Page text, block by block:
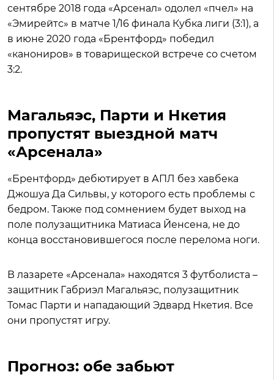
сентябре 2018 года «Арсенал» одолел «пчел» на
«Эмирейтс» в матче 1/16 финала Кубка лиги (3:1), а
в июне 2020 года «Брентфорд» победил
«канониров» в товарищеской встрече со счетом
3:2.
Магальяэс, Парти и Нкетия
пропустят выездной матч
«Арсенала»
«Брентфорд» дебютирует в АПЛ без хавбека
Джошуа Да Сильвы, у которого есть проблемы с
бедром. Также под сомнением будет выход на
поле полузащитника Матиаса Йенсена, не до
конца восстановившегося после перелома ноги.
В лазарете «Арсенала» находятся 3 футболиста –
защитник Габриэл Магальяэс, полузащитник
Томас Парти и нападающий Эдвард Нкетия. Все
они пропустят игру.
Прогноз: обе забьют